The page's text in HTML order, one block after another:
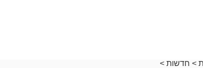
> חדשות >